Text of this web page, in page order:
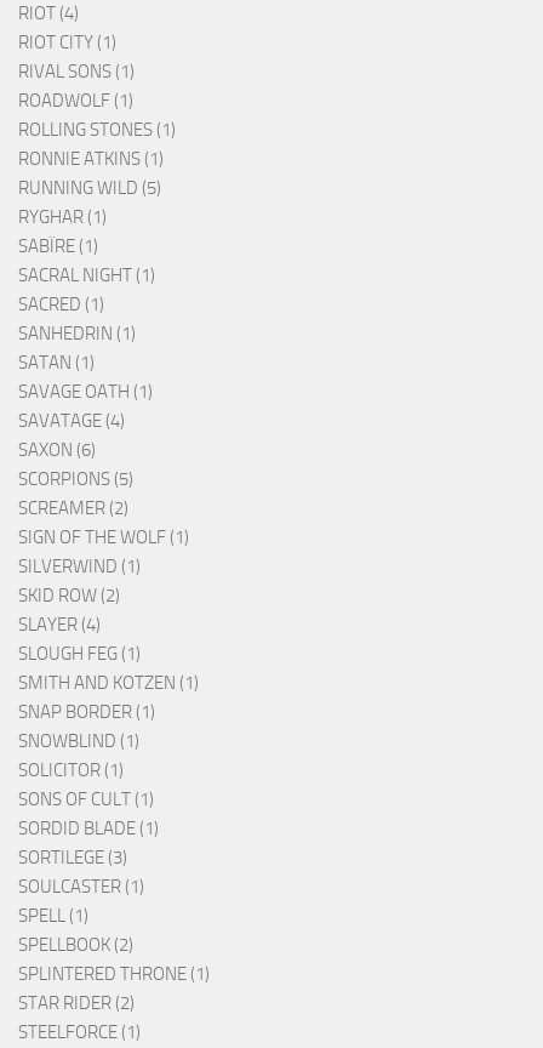
RIOT (4)
RIOT CITY (1)
RIVAL SONS (1)
ROADWOLF (1)
ROLLING STONES (1)
RONNIE ATKINS (1)
RUNNING WILD (5)
RYGHAR (1)
SABÏRE (1)
SACRAL NIGHT (1)
SACRED (1)
SANHEDRIN (1)
SATAN (1)
SAVAGE OATH (1)
SAVATAGE (4)
SAXON (6)
SCORPIONS (5)
SCREAMER (2)
SIGN OF THE WOLF (1)
SILVERWIND (1)
SKID ROW (2)
SLAYER (4)
SLOUGH FEG (1)
SMITH AND KOTZEN (1)
SNAP BORDER (1)
SNOWBLIND (1)
SOLICITOR (1)
SONS OF CULT (1)
SORDID BLADE (1)
SORTILEGE (3)
SOULCASTER (1)
SPELL (1)
SPELLBOOK (2)
SPLINTERED THRONE (1)
STAR RIDER (2)
STEELFORCE (1)